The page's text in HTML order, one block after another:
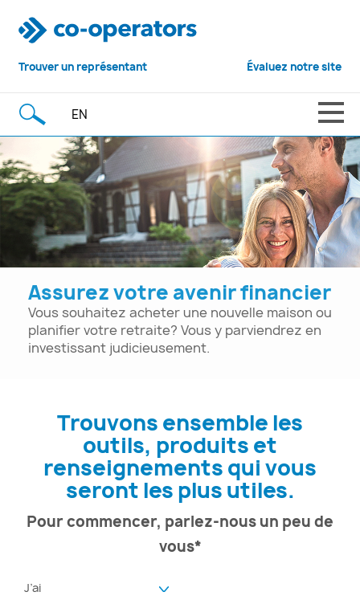
Trouver un représentant Évaluez notre site
EN
Assurez votre avenir financier
Vous souhaitez acheter une nouvelle maison ou
planifier votre retraite? Vous y parviendrez en
investissant judicieusement.
Trouvons ensemble les
outils, produits et
renseignements qui vous
seront les plus utiles.
Pour commencer, parlez-nous un peu de
vous*
J’ai